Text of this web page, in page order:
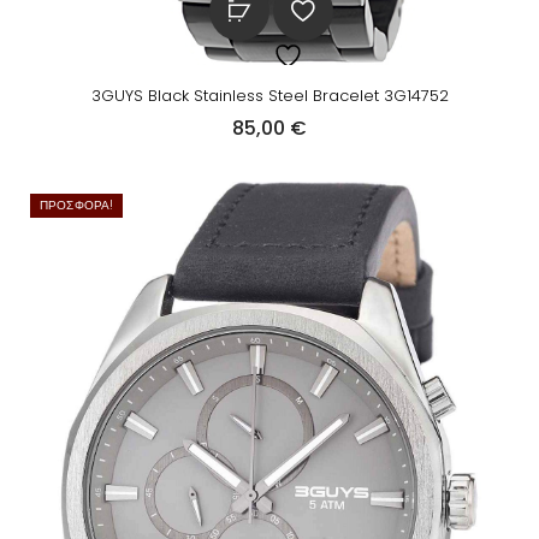
€
0
€
3GUYS Black Stainless Steel Bracelet 3G14752
85,00 €
ΠΡΟΣΦΟΡΆ!